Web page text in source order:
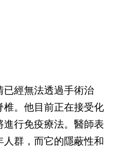
已經無法透過手術治
。他目前正在接受化
行免疫療法。醫師表
群，而它的隱蔽性和